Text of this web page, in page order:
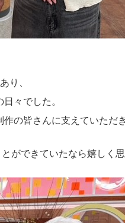
り、
々でした。
の皆さんに支えていただ
ができていたなら嬉しく思